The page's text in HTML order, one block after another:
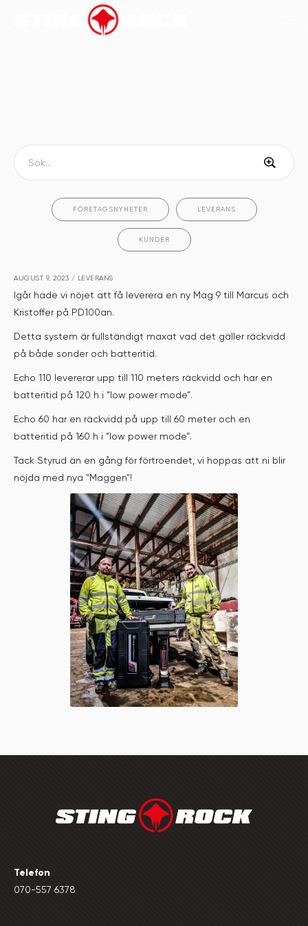
FÖRETAGSNYHETER LEVERANS
KUNDER
AUGUST 9, 2023 / LEVERANS
Igår hade vi nöjet att få leverera en ny Mag 9 till Marcus och
Kristoffer på PD100an.
Detta system är fullständigt maxat vad det gäller räckvidd
på både sonder och batteritid.
Echo 110 levererar upp till 110 meters räckvidd och har en
batteritid på 120 h i ”low power mode”.
Echo 60 har en räckvidd på upp till 60 meter och en
batteritid på 160 h i ”low power mode”.
Tack Styrud än en gång för förtroendet, vi hoppas att ni blir
nöjda med nya "Maggen"!
Telefon
070-557 6378